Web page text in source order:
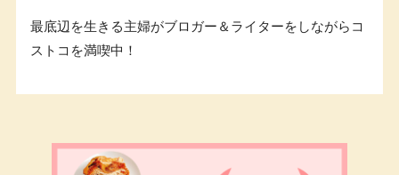
最底辺を生きる主婦がブロガー＆ライターをしながらコ
ストコを満喫中！